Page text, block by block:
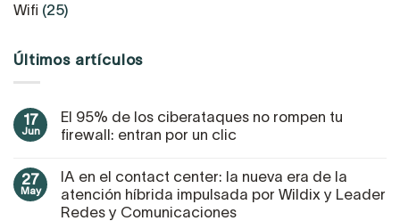
Wifi (25)
Últimos artículos
17
Jun
El 95% de los ciberataques no rompen tu
firewall: entran por un clic
27
May
IA en el contact center: la nueva era de la
atención híbrida impulsada por Wildix y Leader
Redes y Comunicaciones